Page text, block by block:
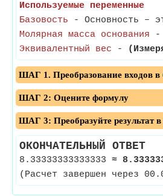
Используемые переменные
Базовость - Основность –
Молярная масса основания -
Эквивалентный вес -
ШАГ 1. Преобразование входов в
ШАГ 2: Оцените формулу
ШАГ 3: Преобразуйте результат
ОКОНЧАТЕЛЬНЫЙ ОТВЕТ
8.33333333333333 ≈
(Расчет завершен через